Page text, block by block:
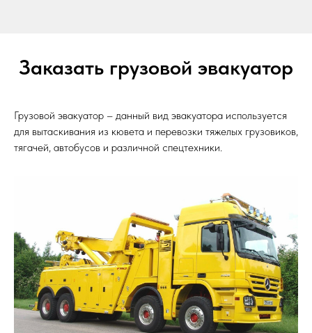
Заказать грузовой эвакуатор
Грузовой эвакуатор – данный вид эвакуатора используется
для вытаскивания из кювета и перевозки тяжелых грузовиков,
тягачей, автобусов и различной спецтехники.